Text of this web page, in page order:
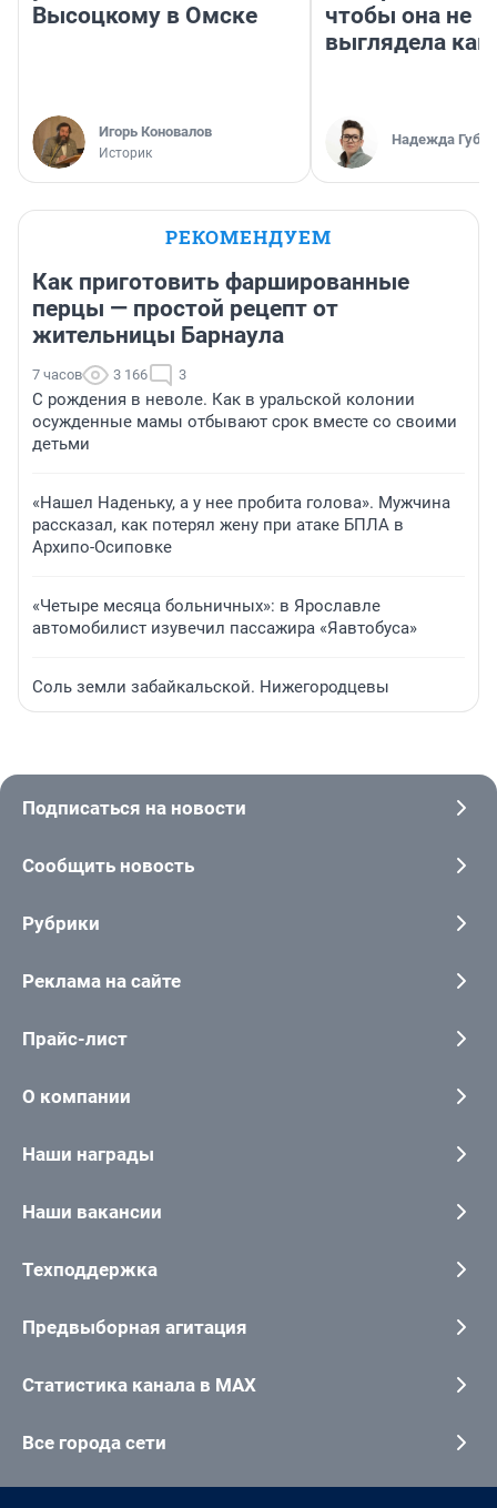
Высоцкому в Омске
Игорь Коновалов
Историк
чтобы она не
выглядела как
Надежда
РЕКОМЕНДУЕМ
Как приготовить фаршированные
перцы — простой рецепт от
жительницы Барнаула
7 часов 3 166 3
С рождения в неволе. Как в уральской колонии
осужденные мамы отбывают срок вместе со своими
детьми
«Нашел Наденьку, а у нее пробита голова». Мужчина
рассказал, как потерял жену при атаке БПЛА в
Архипо-Осиповке
«Четыре месяца больничных»: в Ярославле
автомобилист изувечил пассажира «Яавтобуса»
Соль земли забайкальской. Нижегородцевы
Подписаться на новости
Сообщить новость
Рубрики
Реклама на сайте
Прайс-лист
О компании
Наши награды
Наши вакансии
Техподдержка
Предвыборная агитация
Статистика канала в MAX
Все города сети